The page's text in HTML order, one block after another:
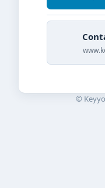
©